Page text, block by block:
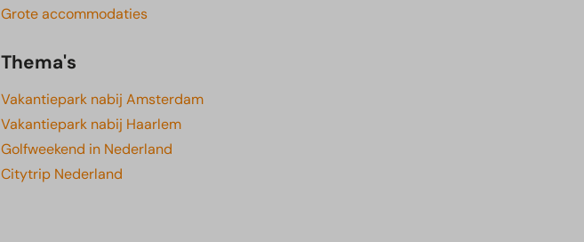
Grote accommodaties
Thema's
Vakantiepark nabij Amsterdam
Vakantiepark nabij Haarlem
Golfweekend in Nederland
Citytrip Nederland